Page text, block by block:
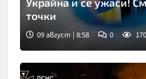
Снимка: Укринформ
точки
09 август | 8:58 0